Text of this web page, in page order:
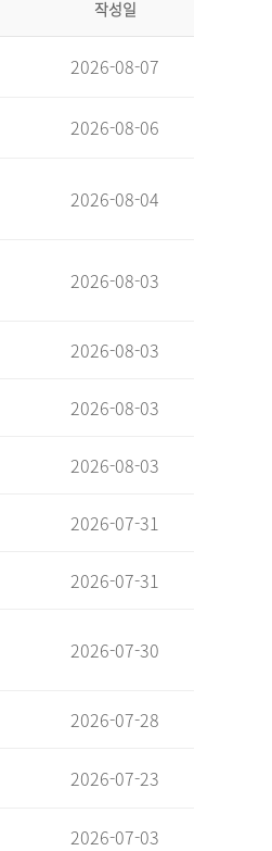
작성일
2026-08-07
2026-08-06
2026-08-04
2026-08-03
2026-08-03
2026-08-03
2026-08-03
2026-07-31
2026-07-31
2026-07-30
2026-07-28
2026-07-23
2026-07-03